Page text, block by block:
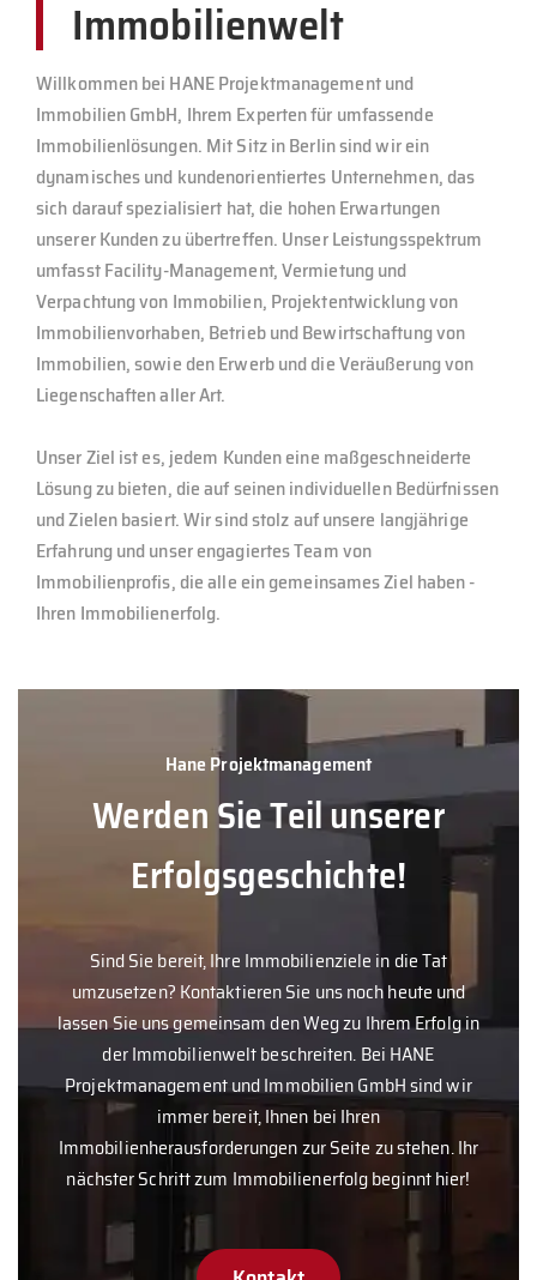
Immobilienwelt
Willkommen bei HANE Projektmanagement und
Immobilien GmbH, Ihrem Experten für umfassende
Immobilienlösungen. Mit Sitz in Berlin sind wir ein
dynamisches und kundenorientiertes Unternehmen, das
sich darauf spezialisiert hat, die hohen Erwartungen
unserer Kunden zu übertreffen. Unser Leistungsspektrum
umfasst Facility-Management, Vermietung und
Verpachtung von Immobilien, Projektentwicklung von
Immobilienvorhaben, Betrieb und Bewirtschaftung von
Immobilien, sowie den Erwerb und die Veräußerung von
Liegenschaften aller Art.
Unser Ziel ist es, jedem Kunden eine maßgeschneiderte
Lösung zu bieten, die auf seinen individuellen Bedürfnissen
und Zielen basiert. Wir sind stolz auf unsere langjährige
Erfahrung und unser engagiertes Team von
Immobilienprofis, die alle ein gemeinsames Ziel haben -
Ihren Immobilienerfolg.
Hane Projektmanagement
Werden Sie Teil unserer
Erfolgsgeschichte!
Sind Sie bereit, Ihre Immobilienziele in die Tat
umzusetzen? Kontaktieren Sie uns noch heute und
lassen Sie uns gemeinsam den Weg zu Ihrem Erfolg in
der Immobilienwelt beschreiten. Bei HANE
Projektmanagement und Immobilien GmbH sind wir
immer bereit, Ihnen bei Ihren
Immobilienherausforderungen zur Seite zu stehen. Ihr
nächster Schritt zum Immobilienerfolg beginnt hier!